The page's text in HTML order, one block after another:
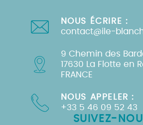
NOUS ÉCRIRE :
contact@ile-
9 Chemin des
17630 La Flotte en
FRANCE
NOUS APPELER :
+33 5 46 09 52 43
SUIVEZ-